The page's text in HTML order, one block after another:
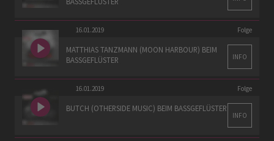
16.01.2019 Folge
MATTHIAS TANZMANN (MOON HARBOUR) BEIM
BASSGEFLÜSTER
INFO
16.01.2019 Folge
BUTCH (OTHERSIDE MUSIC) BEIM BASSGEFLÜSTER
INFO